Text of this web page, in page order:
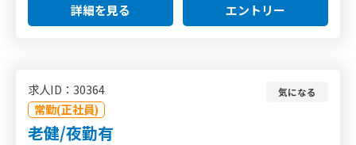
詳細を見る エントリー
求人ID：30364
常勤(正社員)
気になる
老健/夜勤有